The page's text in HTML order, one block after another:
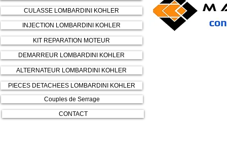
CULASSE LOMBARDINI KOHLER
INJECTION LOMBARDINI KOHLER
KIT REPARATION MOTEUR
DEMARREUR LOMBARDINI KOHLER
ALTERNATEUR LOMBARDINI KOHLER
PIECES DETACHEES LOMBARDINI KOHLER
Couples de Serrage
CONTACT